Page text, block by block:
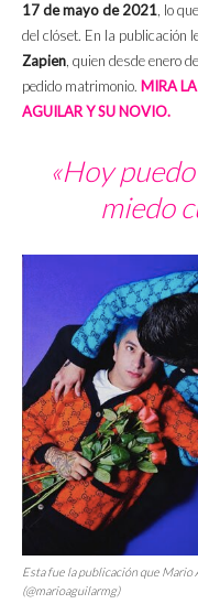
17 de mayo de 2021, lo
del clóset. En la publicación
Zapien, quien desde enero
pedido matrimonio. MIRA
AGUILAR Y SU NOVIO.
«Hoy
miedo
Esta fue la publicación que Mario
(@marioaguilarmg)